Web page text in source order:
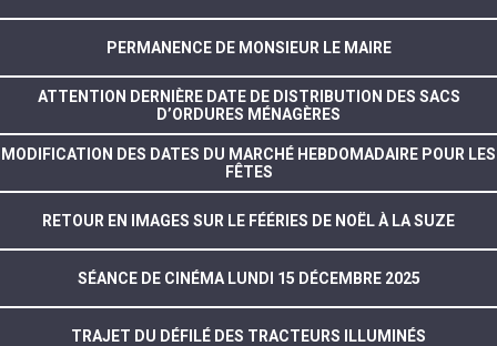
PERMANENCE DE MONSIEUR LE MAIRE
ATTENTION DERNIÈRE DATE DE DISTRIBUTION DES SACS
D’ORDURES MÉNAGÈRES
MODIFICATION DES DATES DU MARCHÉ HEBDOMADAIRE POUR LES
FÊTES
RETOUR EN IMAGES SUR LE FÉÉRIES DE NOËL À LA SUZE
SÉANCE DE CINÉMA LUNDI 15 DÉCEMBRE 2025
TRAJET DU DÉFILÉ DES TRACTEURS ILLUMINÉS